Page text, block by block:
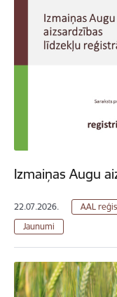
Izmaiņas Augu
22.07.2026. AAL
Jaunumi